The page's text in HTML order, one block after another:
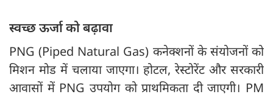
स्वच्छ ऊर्जा को बढ़ावा
PNG (Piped Natural Gas) कनेक्शनों के संयोजनों को
मिशन मोड में चलाया जाएगा। होटल, रेस्टोरेंट और सरकारी
आवासों में PNG उपयोग को प्राथमिकता दी जाएगी। PM